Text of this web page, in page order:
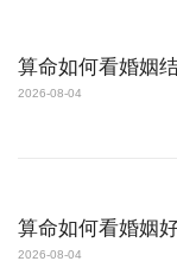
算命如何看婚姻
2026-08-04
算命如何看婚姻
2026-08-04